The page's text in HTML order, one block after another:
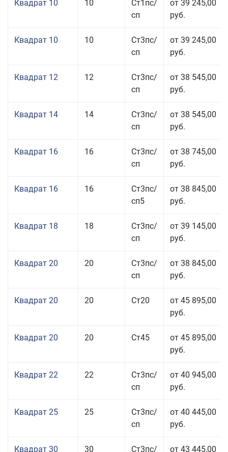
Квадрат 10 10
Ст1пс/
сп
от 39 245,00
руб.
Квадрат 10 10
Ст3пс/
сп
от 39 245,00
руб.
Квадрат 12 12
Ст3пс/
сп
от 38 545,00
руб.
Квадрат 14 14
Ст3пс/
сп
от 38 545,00
руб.
Квадрат 16 16
Ст3пс/
сп
от 38 745,00
руб.
Квадрат 16 16
Ст3пс/
сп5
от 38 845,00
руб.
Квадрат 18 18
Ст3пс/
сп
от 39 145,00
руб.
Квадрат 20 20
Ст3пс/
сп
от 38 845,00
руб.
Квадрат 20 20 Ст20
от 45 895,00
руб.
Квадрат 20 20 Ст45
от 45 895,00
руб.
Квадрат 22 22
Ст3пс/
сп
от 40 945,00
руб.
Квадрат 25 25
Ст3пс/
сп
от 40 445,00
руб.
Квадрат 30 30 Ст3пс/ от 43 445,00